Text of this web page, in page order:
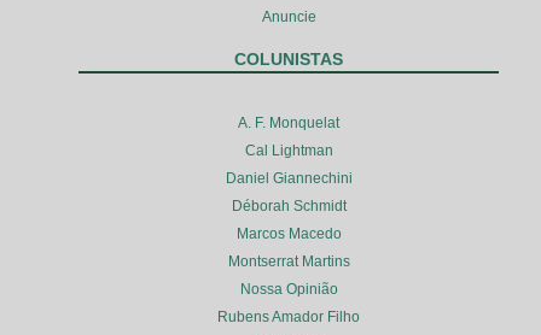
Anuncie
COLUNISTAS
A. F. Monquelat
Cal Lightman
Daniel Giannechini
Déborah Schmidt
Marcos Macedo
Montserrat Martins
Nossa Opinião
Rubens Amador Filho